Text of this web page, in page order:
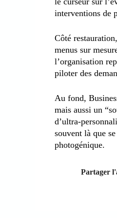
interventions de
Côté
menus sur
l’organisation
piloter des
Au fond,
mais aussi un
d’ultra-
souvent là que
photogénique.
Partager